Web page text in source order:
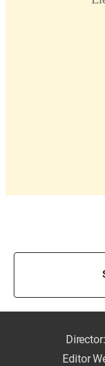
Editor